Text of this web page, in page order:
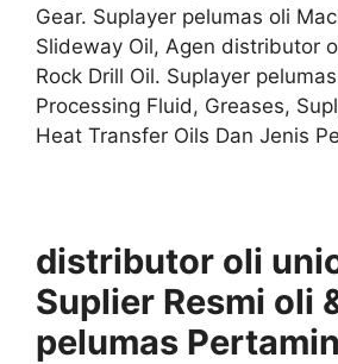
Gear. Suplayer pelumas oli
Slideway Oil, Agen distributor
Rock Drill Oil. Suplayer
Processing Fluid, Greases,
Heat Transfer Oils Dan Jenis
distributor oli
Suplier Resmi oli
pelumas